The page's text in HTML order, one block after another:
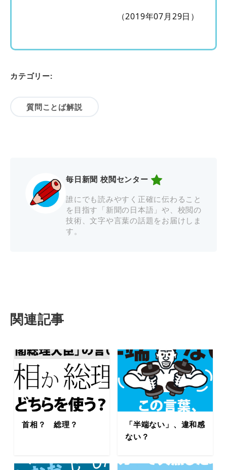
（2019年07月29日）
カテゴリー:
質問ことば解説
毎日新聞 校閲センター
誰にでも読みやすく正確に伝わること
を目指す「新聞の日本語」や、校閲の
技術、文字や言葉の話題をお届けしま
す。
関連記事
首相？ 総理？
「半端ない」、違和感
ない？